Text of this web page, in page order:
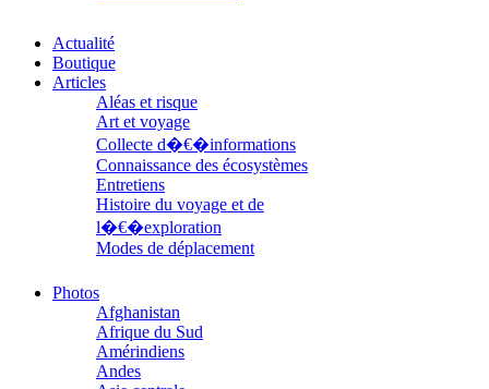
Jallade Sébastien
Janichon Gérard
Kerouedan Annie
Klein Julie
Klotz Lætitia
Klvana Ilya
Kotry Jérôme
La Brosse Gaële de
Labouche Didier
Lacarrière Jacques
Lacrampe Corine
Lamotte Aymeric de
Lanni Dominique
Lanouguère-Bruneau Virginie
Lantz François
Lautier-Gaud Jean
Actualité
Boutique
Articles
Aléas et risque
Art et voyage
Collecte d�€�informations
Connaissance des écosystèmes
Entretiens
Histoire du voyage et de
l�€�exploration
Modes de déplacement
Parcours choisis
Patrimoine
Petite ethnographie
Portraits
Questions de survie
Réflexions
Photos
Afghanistan
Afrique du Sud
Amérindiens
Andes